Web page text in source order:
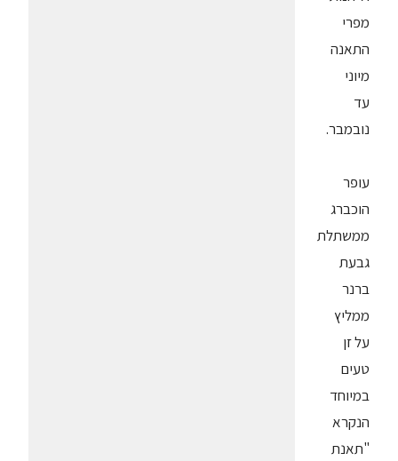
מפרי
התאנה
מיוני
עד
נובמבר.
עופר
הוכברג
ממשתלת
גבעת
ברנר
ממליץ
על זן
טעים
במיוחד
הנקרא
"תאנת